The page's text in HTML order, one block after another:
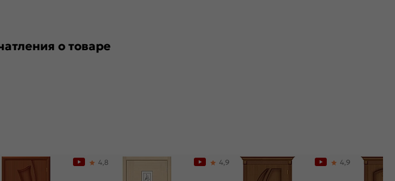
о товаре
4,8 4,9 4,9